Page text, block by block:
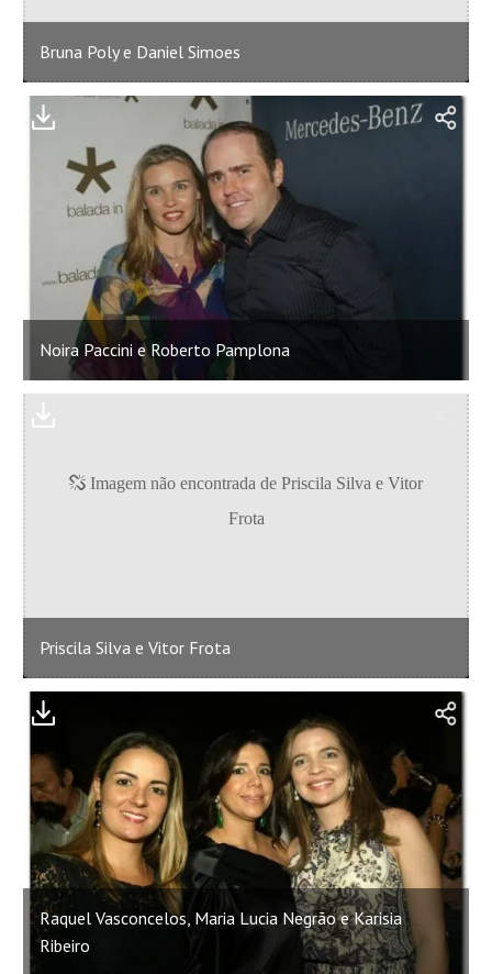
Bruna Poly e Daniel Simoes
Noira Paccini e Roberto Pamplona
Priscila Silva e Vitor Frota
Raquel Vasconcelos, Maria Lucia Negrão e Karisia
Ribeiro